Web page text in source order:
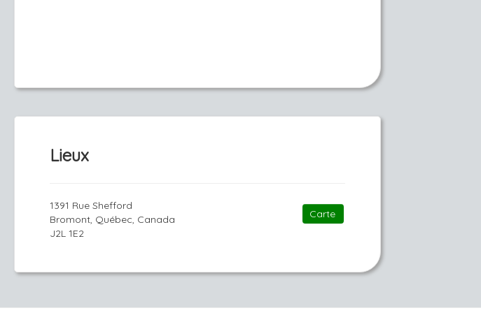
Lieux
1391 Rue Shefford
Bromont, Québec, Canada
J2L 1E2
Carte